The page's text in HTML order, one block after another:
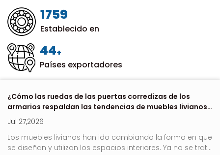
1999
Establecido en
50+
Países exportadores
¿Cómo las ruedas de las puertas corredizas de los
armarios respaldan las tendencias de muebles livianos
en 2026?
Jul 27,2026
Los muebles livianos han ido cambiando la forma en que
se diseñan y utilizan los espacios interiores. Ya no se trata